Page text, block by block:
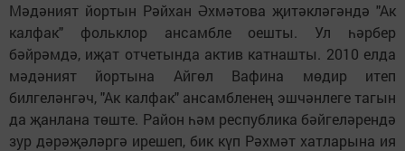
Мәдәният йортын Рәйхан Әхмәтова җитәкләгәндә "Ак
калфак" фольклор ансамбле оешты. Ул һәрбер
бәйрәмдә, иҗат отчетында актив катнашты. 2010 елда
мәдәният йортына Айгөл Вафина мөдир итеп
билгеләнгәч, "Ак калфак" ансамбленең эшчәнлеге тагын
да җанлана төште. Район һәм республика бәйгеләрендә
зур дәрәҗәләргә ирешеп, бик күп Рәхмәт хатларына ия